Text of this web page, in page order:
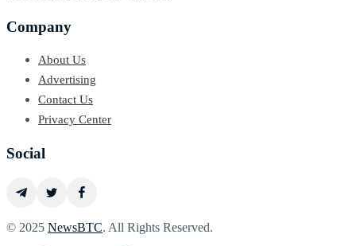
Company
About Us
Advertising
Contact Us
Privacy Center
Social
© 2025 NewsBTC. All Rights Reserved.